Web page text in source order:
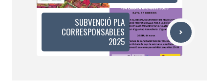
SUBVENCIÓ PLA
CORRESPONSABLES
2025